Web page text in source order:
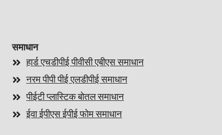
समाधान
हार्ड एचडीपीई पीवीसी एबीएस समाधान
नरम पीपी पीई एलडीपीई समाधान
पीईटी प्लास्टिक बोतल समाधान
ईवा ईपीएस ईपीई फोम समाधान